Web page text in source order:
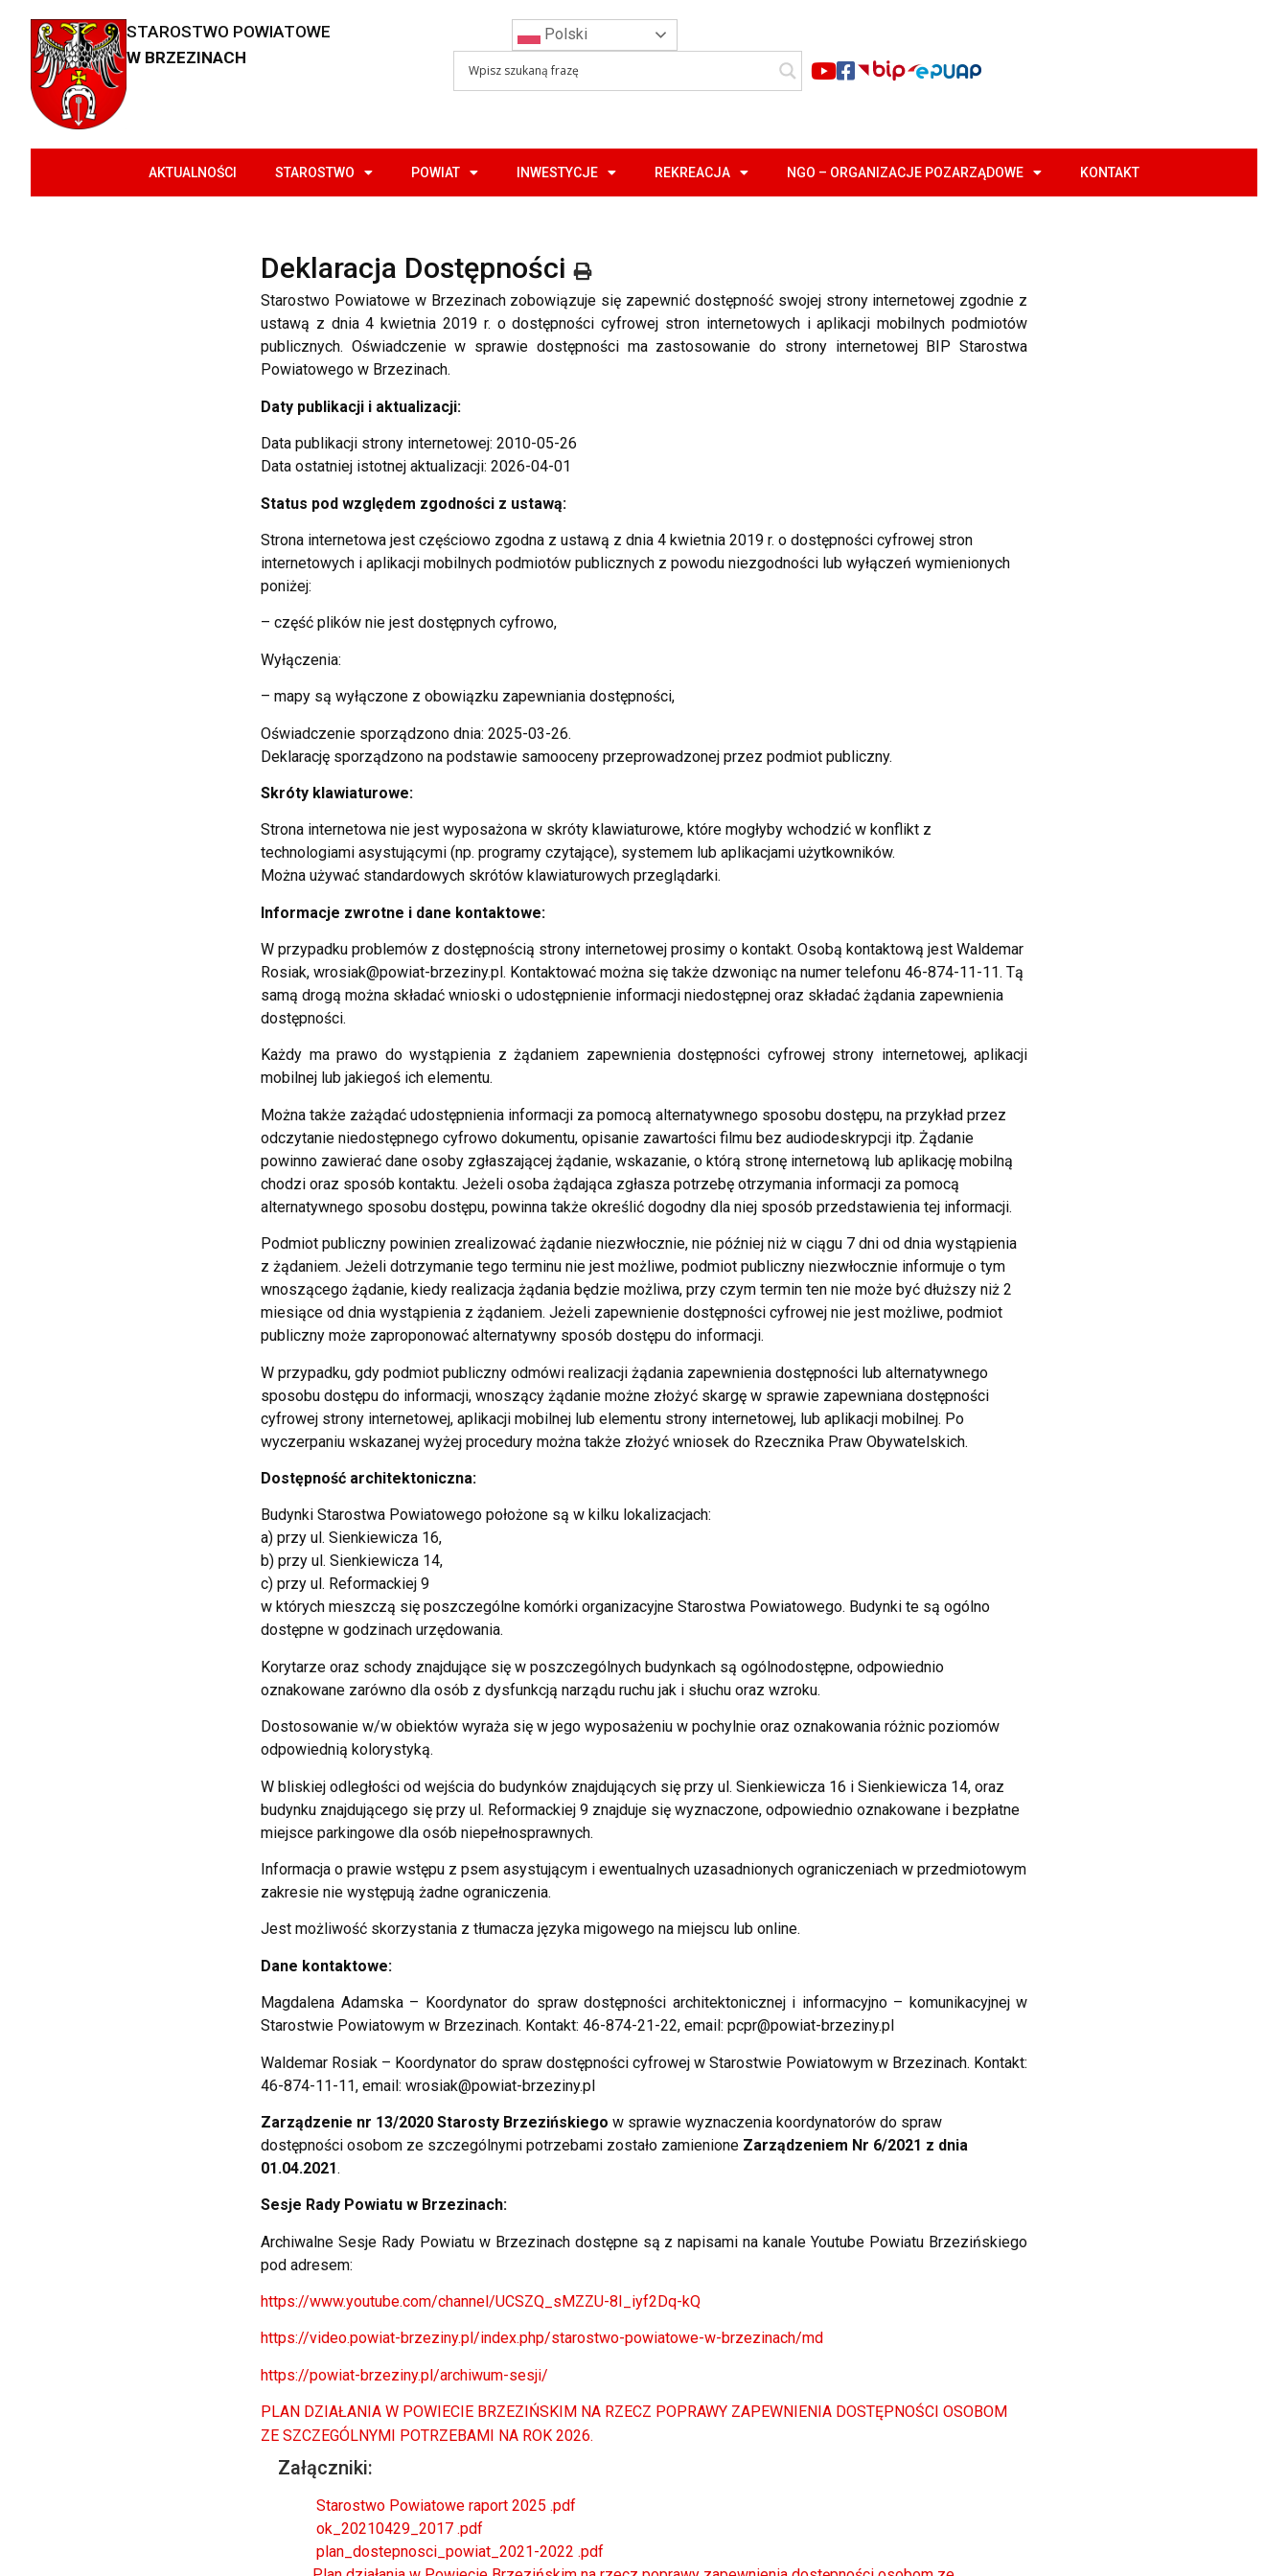
STAROSTWO POWIATOWE
W BRZEZINACH
Polski
AKTUALNOŚCI STAROSTWO POWIAT INWESTYCJE REKREACJA NGO – ORGANIZACJE POZARZĄDOWE KONTAKT
Deklaracja Dostępności
Starostwo Powiatowe w Brzezinach zobowiązuje się zapewnić dostępność swojej strony internetowej zgodnie z
ustawą z dnia 4 kwietnia 2019 r. o dostępności cyfrowej stron internetowych i aplikacji mobilnych podmiotów
publicznych. Oświadczenie w sprawie dostępności ma zastosowanie do strony internetowej BIP Starostwa
Powiatowego w Brzezinach.
Daty publikacji i aktualizacji:
Data publikacji strony internetowej: 2010-05-26
Data ostatniej istotnej aktualizacji: 2026-04-01
Status pod względem zgodności z ustawą:
Strona internetowa jest częściowo zgodna z ustawą z dnia 4 kwietnia 2019 r. o dostępności cyfrowej stron
internetowych i aplikacji mobilnych podmiotów publicznych z powodu niezgodności lub wyłączeń wymienionych
poniżej:
– część plików nie jest dostępnych cyfrowo,
Wyłączenia:
– mapy są wyłączone z obowiązku zapewniania dostępności,
Oświadczenie sporządzono dnia: 2025-03-26.
Deklarację sporządzono na podstawie samooceny przeprowadzonej przez podmiot publiczny.
Skróty klawiaturowe:
Strona internetowa nie jest wyposażona w skróty klawiaturowe, które mogłyby wchodzić w konflikt z
technologiami asystującymi (np. programy czytające), systemem lub aplikacjami użytkowników.
Można używać standardowych skrótów klawiaturowych przeglądarki.
Informacje zwrotne i dane kontaktowe:
W przypadku problemów z dostępnością strony internetowej prosimy o kontakt. Osobą kontaktową jest Waldemar
Rosiak, wrosiak@powiat-brzeziny.pl. Kontaktować można się także dzwoniąc na numer telefonu 46-874-11-11. Tą
samą drogą można składać wnioski o udostępnienie informacji niedostępnej oraz składać żądania zapewnienia
dostępności.
Każdy ma prawo do wystąpienia z żądaniem zapewnienia dostępności cyfrowej strony internetowej, aplikacji
mobilnej lub jakiegoś ich elementu.
Można także zażądać udostępnienia informacji za pomocą alternatywnego sposobu dostępu, na przykład przez
odczytanie niedostępnego cyfrowo dokumentu, opisanie zawartości filmu bez audiodeskrypcji itp. Żądanie
powinno zawierać dane osoby zgłaszającej żądanie, wskazanie, o którą stronę internetową lub aplikację mobilną
chodzi oraz sposób kontaktu. Jeżeli osoba żądająca zgłasza potrzebę otrzymania informacji za pomocą
alternatywnego sposobu dostępu, powinna także określić dogodny dla niej sposób przedstawienia tej informacji.
Podmiot publiczny powinien zrealizować żądanie niezwłocznie, nie później niż w ciągu 7 dni od dnia wystąpienia
z żądaniem. Jeżeli dotrzymanie tego terminu nie jest możliwe, podmiot publiczny niezwłocznie informuje o tym
wnoszącego żądanie, kiedy realizacja żądania będzie możliwa, przy czym termin ten nie może być dłuższy niż 2
miesiące od dnia wystąpienia z żądaniem. Jeżeli zapewnienie dostępności cyfrowej nie jest możliwe, podmiot
publiczny może zaproponować alternatywny sposób dostępu do informacji.
W przypadku, gdy podmiot publiczny odmówi realizacji żądania zapewnienia dostępności lub alternatywnego
sposobu dostępu do informacji, wnoszący żądanie możne złożyć skargę w sprawie zapewniana dostępności
cyfrowej strony internetowej, aplikacji mobilnej lub elementu strony internetowej, lub aplikacji mobilnej. Po
wyczerpaniu wskazanej wyżej procedury można także złożyć wniosek do Rzecznika Praw Obywatelskich.
Dostępność architektoniczna:
Budynki Starostwa Powiatowego położone są w kilku lokalizacjach:
a) przy ul. Sienkiewicza 16,
b) przy ul. Sienkiewicza 14,
c) przy ul. Reformackiej 9
w których mieszczą się poszczególne komórki organizacyjne Starostwa Powiatowego. Budynki te są ogólno
dostępne w godzinach urzędowania.
Korytarze oraz schody znajdujące się w poszczególnych budynkach są ogólnodostępne, odpowiednio
oznakowane zarówno dla osób z dysfunkcją narządu ruchu jak i słuchu oraz wzroku.
Dostosowanie w/w obiektów wyraża się w jego wyposażeniu w pochylnie oraz oznakowania różnic poziomów
odpowiednią kolorystyką.
W bliskiej odległości od wejścia do budynków znajdujących się przy ul. Sienkiewicza 16 i Sienkiewicza 14, oraz
budynku znajdującego się przy ul. Reformackiej 9 znajduje się wyznaczone, odpowiednio oznakowane i bezpłatne
miejsce parkingowe dla osób niepełnosprawnych.
Informacja o prawie wstępu z psem asystującym i ewentualnych uzasadnionych ograniczeniach w przedmiotowym
zakresie nie występują żadne ograniczenia.
Jest możliwość skorzystania z tłumacza języka migowego na miejscu lub online.
Dane kontaktowe:
Magdalena Adamska – Koordynator do spraw dostępności architektonicznej i informacyjno – komunikacyjnej w
Starostwie Powiatowym w Brzezinach. Kontakt: 46-874-21-22, email: pcpr@powiat-brzeziny.pl
Waldemar Rosiak – Koordynator do spraw dostępności cyfrowej w Starostwie Powiatowym w Brzezinach. Kontakt:
46-874-11-11, email: wrosiak@powiat-brzeziny.pl
Zarządzenie nr 13/2020 Starosty Brzezińskiego w sprawie wyznaczenia koordynatorów do spraw
dostępności osobom ze szczególnymi potrzebami zostało zamienione Zarządzeniem Nr 6/2021 z dnia
01.04.2021.
Sesje Rady Powiatu w Brzezinach:
Archiwalne Sesje Rady Powiatu w Brzezinach dostępne są z napisami na kanale Youtube Powiatu Brzezińskiego
pod adresem:
https://www.youtube.com/channel/UCSZQ_sMZZU-8I_iyf2Dq-kQ
https://video.powiat-brzeziny.pl/index.php/starostwo-powiatowe-w-brzezinach/md
https://powiat-brzeziny.pl/archiwum-sesji/
PLAN DZIAŁANIA W POWIECIE BRZEZIŃSKIM NA RZECZ POPRAWY ZAPEWNIENIA DOSTĘPNOŚCI OSOBOM
ZE SZCZEGÓLNYMI POTRZEBAMI NA ROK 2026.
Załączniki:
Starostwo Powiatowe raport 2025 .pdf
ok_20210429_2017 .pdf
plan_dostepnosci_powiat_2021-2022 .pdf